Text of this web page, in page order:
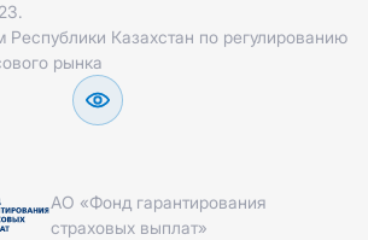
Республики Казахстан по регулированию
рынка
АО «Фонд гарантирования
страховых выплат»